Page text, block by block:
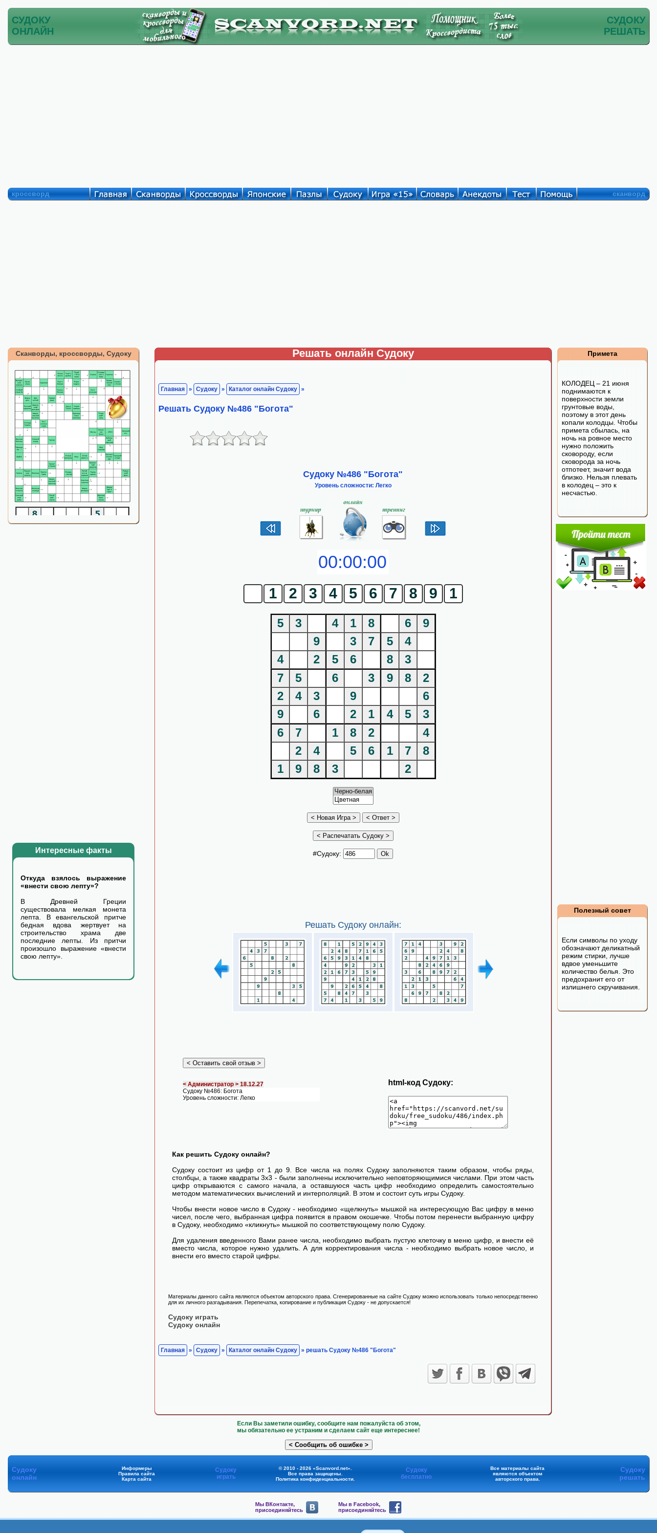
СУДОКУ
ОНЛАЙН
СУДОКУ
РЕШАТЬ
кроссворд сканворд
Сканворды, кроссворды, Судоку
Интересные факты
Откуда взялось выражение
«внести свою лепту»?
В Древней Греции
существовала мелкая монета
лепта. В евангельской притче
бедная вдова жертвует на
строительство храма две
последние лепты. Из притчи
произошло выражение «внести
свою лепту».
Решать онлайн Судоку
Главная » Судоку » Каталог онлайн Судоку »
Решать Судоку №486 "Богота"
Судоку №486 "Богота"
Уровень сложности: Легко
1 2 3 4 5 6 7 8 9 1
5 3 4 1 8 6
9
9
3 7 5
4
4
2 5 6 8
3
7
5 6 3 9 8
2
2
4 3 9
6
9
6 2 1 4 5
3
6
7 1 8 2
4
2
4 5 6 1 7
8
1
9 8 3 2
#Судоку:
Решать Судоку онлайн:
< Администратор > 18.12.27
Судоку №486: Богота
Уровень сложности: Легко
html-код Судоку:
Как решить Судоку онлайн?
Судоку состоит из цифр от 1 до 9. Все числа на полях Судоку заполняются таким образом, чтобы ряды,
столбцы, а также квадраты 3х3 - были заполнены исключительно неповторяющимися числами. При этом часть
цифр открываются с самого начала, а оставшуюся часть цифр необходимо определить самостоятельно
методом математических вычислений и интерполяций. В этом и состоит суть игры Судоку.
Чтобы внести новое число в Судоку - необходимо «щелкнуть» мышкой на интересующую Вас цифру в меню
чисел, после чего, выбранная цифра появится в правом окошечке. Чтобы потом перенести выбранную цифру
в Судоку, необходимо «кликнуть» мышкой по соответствующему полю Судоку.
Для удаления введенного Вами ранее числа, необходимо выбрать пустую клеточку в меню цифр, и внести её
вместо числа, которое нужно удалить. А для корректирования числа - необходимо выбрать новое число, и
внести его вместо старой цифры.
Материалы данного сайта являются объектом авторского права. Сгенерированные на сайте Судоку можно использовать только непосредственно
для их личного разгадывания. Перепечатка, копирование и публикация Судоку - не допускается!
Судоку играть
Судоку онлайн
Главная » Судоку » Каталог онлайн Судоку » решать Судоку №486 "Богота"
Примета
КОЛОДЕЦ – 21 июня
поднимаются к
поверхности земли
грунтовые воды,
поэтому в этот день
копали колодцы. Чтобы
примета сбылась, на
ночь на ровное место
нужно положить
сковороду, если
сковорода за ночь
отпотеет, значит вода
близко. Нельзя плевать
в колодец – это к
несчастью.
Полезный совет
Если символы по уходу
обозначают деликатный
режим стирки, лучше
вдвое уменьшите
количество белья. Это
предохранит его от
излишнего скручивания.
Если Вы заметили ошибку, сообщите нам пожалуйста об этом,
мы обязательно ее устраним и сделаем сайт еще интереснее!
Судоку
онлайн
Информеры
Правила сайта
Карта сайта
Судоку
играть
© 2010 - 2026 «Scanvord.net».
Все права защищены.
Политика конфиденциальности.
Судоку
бесплатно
Все материалы сайта
являются объектом
авторского права.
Судоку
решать
Мы ВКонтакте,
присоединяйтесь
Мы в Facebook,
присоединяйтесь
присоединяйтесь